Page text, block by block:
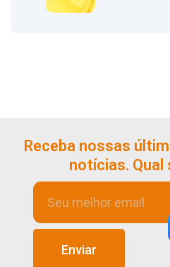
Receba nossas
notícias. Qual
Enviar